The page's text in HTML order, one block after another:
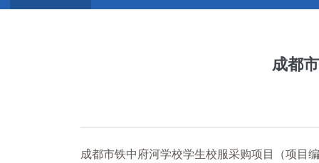
成都
成都市铁中府河学校学生校服采购项目（项目